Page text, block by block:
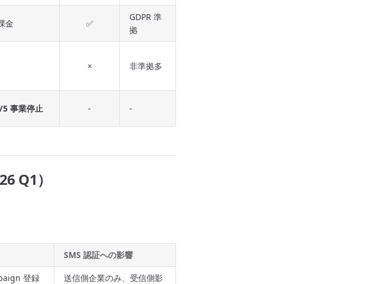
金 ✅
GDPR 準
拠
× 非準拠多
事業停止 - -
Q1）
SMS 認証への影響
登録
送信側企業のみ、受信側影